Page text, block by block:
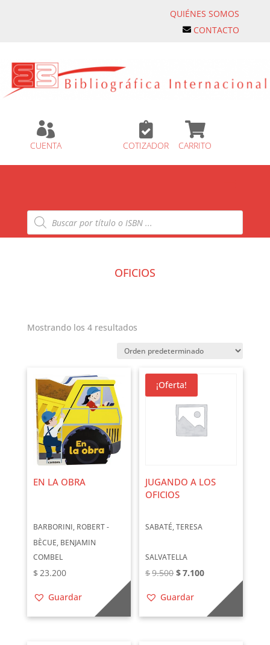
QUIÉNES SOMOS
CONTACTO

CUENTA

COTIZADOR

CARRITO
Búsqueda
de
productos
OFICIOS
Mostrando los 4 resultados
EN LA OBRA
BARBORINI, ROBERT -
BÈCUE, BENJAMIN
COMBEL
$ 23.200
Guardar
¡Oferta!
JUGANDO A LOS
OFICIOS
SABATÉ, TERESA
SALVATELLA
$9.500 El
original
era:
$7.100El
actual
es:
Guardar